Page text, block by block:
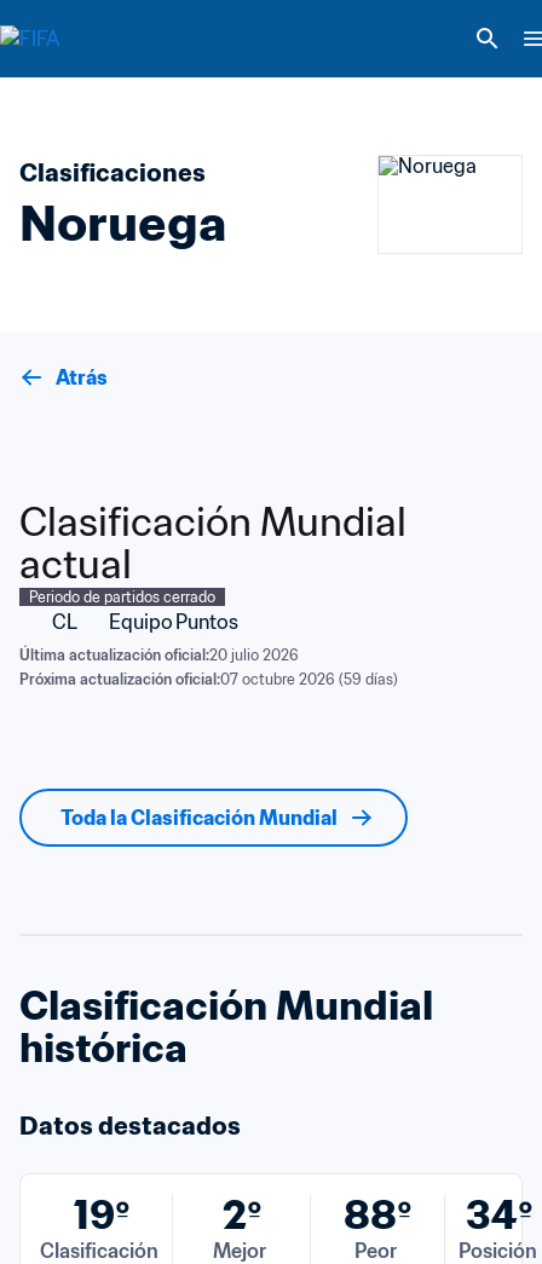
Clasificaciones
Noruega
Atrás
Clasificación Mundial
actual
Periodo de partidos cerrado
CL Equipo Puntos
Última actualización oficial:20 julio 2026
Próxima actualización oficial:07 octubre 2026 (59 días)
Toda la Clasificación Mundial
Clasificación Mundial
histórica
Datos destacados
19º
Clasificación
2º
Mejor
88º
Peor
34º
Posición